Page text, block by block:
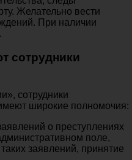
Желательно вести
При наличии
сотрудники
сотрудники
широкие полномочия:
о преступлениях
поле,
заявлений, принятие